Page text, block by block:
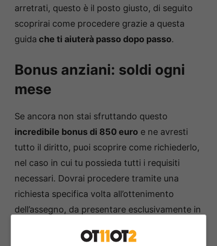
arretrati, questo è il posto giusto, di seguito
scoprirai come procedere grazie a questa
guida che ti aiuterà passo dopo passo.
Bonus anziani: soldi ogni
mese
Se ancora non stai sfruttando questo
incredibile bonus di 850 euro e ne avresti
tutto il diritto, puoi scoprire come richiederlo,
nel caso in cui tu possieda tutti i requisiti
necessari. Dovrai procedere tramite una
richiesta specifica volta all’ottenimento
dell’assegno, da presentare esclusivamente in